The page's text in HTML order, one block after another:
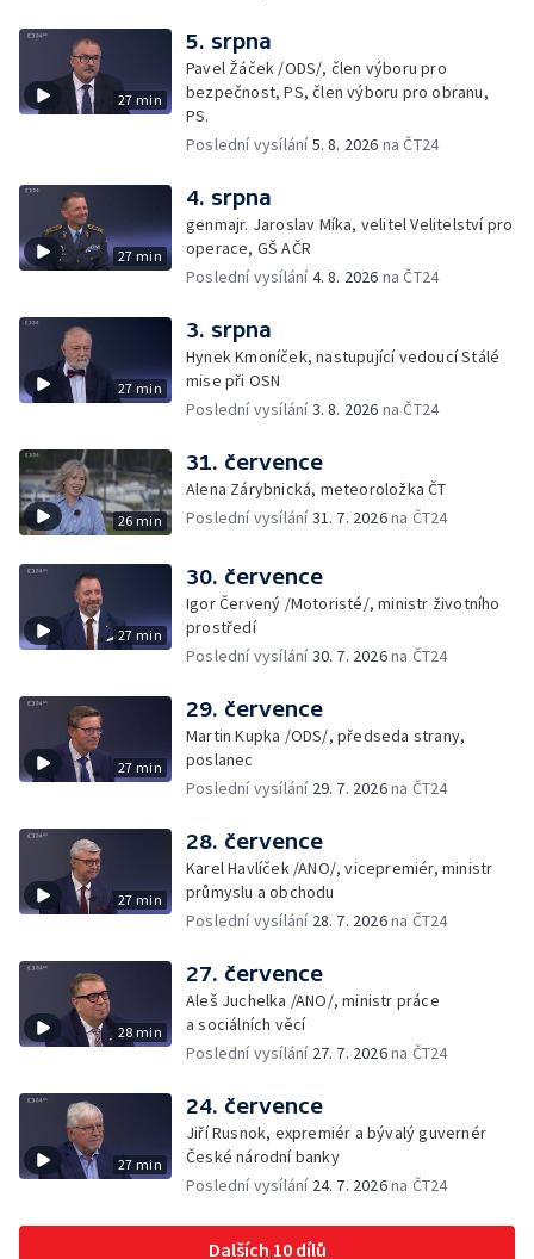
27 min
5. srpna
Pavel Žáček /ODS/, člen výboru pro
bezpečnost, PS, člen výboru pro obranu,
PS.
Poslední vysílání5. 8. 2026 na ČT24
27 min
4. srpna
genmajr. Jaroslav Míka, velitel Velitelství pro
operace, GŠ AČR
Poslední vysílání4. 8. 2026 na ČT24
27 min
3. srpna
Hynek Kmoníček, nastupující vedoucí Stálé
mise při OSN
Poslední vysílání3. 8. 2026 na ČT24
26 min
31. července
Alena Zárybnická, meteoroložka ČT
Poslední vysílání31. 7. 2026na ČT24
27 min
30. července
Igor Červený /Motoristé/, ministr životního
prostředí
Poslední vysílání30. 7. 2026na ČT24
27 min
29. července
Martin Kupka /ODS/, předseda strany,
poslanec
Poslední vysílání 29. 7. 2026na ČT24
27 min
28. července
Karel Havlíček /ANO/, vicepremiér, ministr
průmyslu a obchodu
Poslední vysílání 28. 7. 2026na ČT24
28 min
27. července
Aleš Juchelka /ANO/, ministr práce
a sociálních věcí
Poslední vysílání 27. 7. 2026na ČT24
27 min
24. července
Jiří Rusnok, expremiér a bývalý guvernér
České národní banky
Poslední vysílání 24. 7. 2026na ČT24
Dalších 10 dílů